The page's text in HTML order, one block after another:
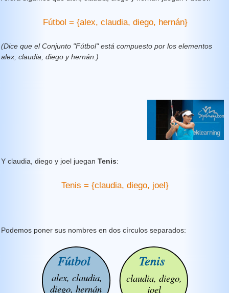
Fútbol = {alex, claudia, diego, hernán}
(Dice que el Conjunto "Fútbol" está compuesto por los elementos
alex, claudia, diego y hernán.)
Y claudia, diego y joel juegan Tenis:
Tenis = {claudia, diego, joel}
Podemos poner sus nombres en dos círculos separados: